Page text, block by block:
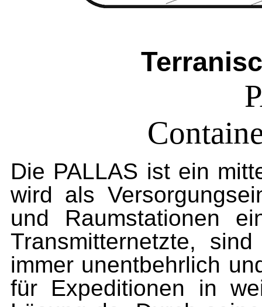
Die PALLAS ist ein
wird als
und Raumstationen
Transmitternetzte,
immer unentbehrlich
für Expeditionen in